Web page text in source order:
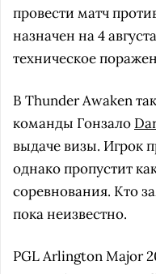
провести матч
назначен на 4
техническое
В Thunder Awaken
команды Гонзало
выдаче визы. Игрок
однако пропустит
соревнования. Кто
пока неизвестно.
PGL Arlington Major